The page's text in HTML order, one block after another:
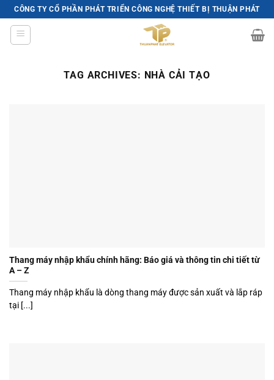
Skip
to
content
CÔNG TY CỔ PHẦN PHÁT TRIỂN CÔNG NGHỆ THIẾT BỊ THUẬN PHÁT
TAG ARCHIVES: NHÀ CẢI TẠO
Thang máy nhập khẩu chính hãng: Báo giá và thông tin chi tiết từ
A – Z
Thang máy nhập khẩu là dòng thang máy được sản xuất và lắp ráp
tại [...]